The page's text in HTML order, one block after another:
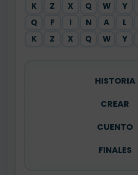
K
Z X Q W Y
Q
F I N A L
K
Z X Q W Y
HISTORIA
CREAR
CUENTO
FINALES